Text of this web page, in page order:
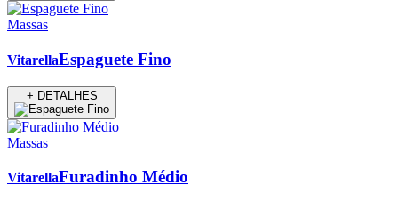
Massas
VitarellaEspaguete Fino
+ DETALHES
Massas
VitarellaFuradinho Médio